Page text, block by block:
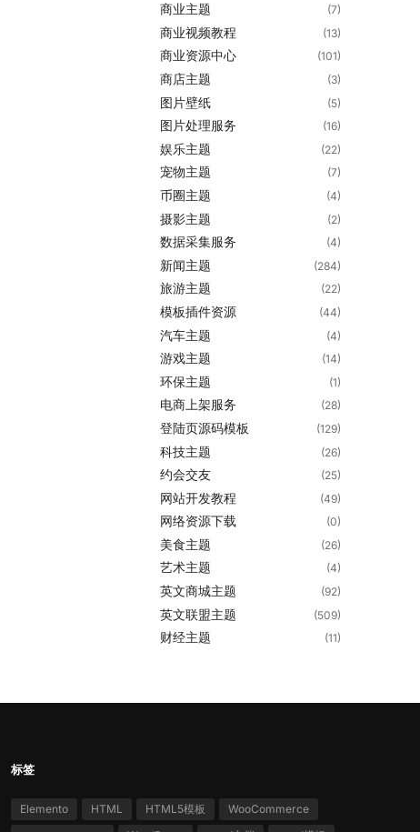
商业主题 (7)
商业视频教程 (13)
商业资源中心 (101)
商店主题 (3)
图片壁纸 (5)
图片处理服务 (16)
娱乐主题 (22)
宠物主题 (7)
币圈主题 (4)
摄影主题 (2)
数据采集服务 (4)
新闻主题 (284)
旅游主题 (22)
模板插件资源 (44)
汽车主题 (4)
游戏主题 (14)
环保主题 (1)
电商上架服务 (28)
登陆页源码模板 (129)
科技主题 (26)
约会交友 (25)
网站开发教程 (49)
网络资源下载 (0)
美食主题 (26)
艺术主题 (4)
英文商城主题 (92)
英文联盟主题 (509)
财经主题 (11)
标签
Elemento HTML HTML5模板
WooCommerce